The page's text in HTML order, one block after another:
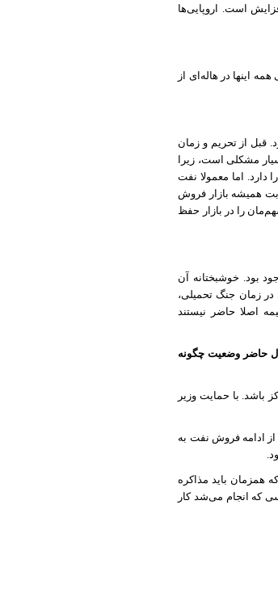
است. اروپایی‌ها
اینها در هاله‌ای از
از تحریم و زمان
مشکلی است، زیرا
اما معمولا نفت
همیشه بازار فروش
را در بازار حفظ
بود. خوشبختانه آن
زمان جنگ تحمیلی،
اصلا حاضر نیستند
حال حاضر وضعیت چگونه
باشد. با حمایت وزیر
ادامه فروش نفت به
همزمان باید مذاکره
که انجام می‌شد کار